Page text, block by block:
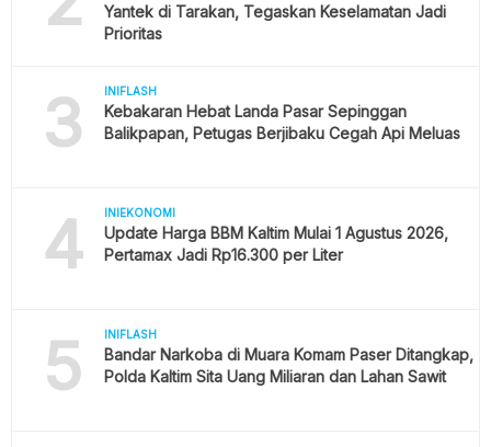
Yantek di Tarakan, Tegaskan Keselamatan Jadi
Prioritas
3 INIFLASH
Kebakaran Hebat Landa Pasar Sepinggan
Balikpapan, Petugas Berjibaku Cegah Api Meluas
4 INIEKONOMI
Update Harga BBM Kaltim Mulai 1 Agustus 2026,
Pertamax Jadi Rp16.300 per Liter
5 INIFLASH
Bandar Narkoba di Muara Komam Paser Ditangkap,
Polda Kaltim Sita Uang Miliaran dan Lahan Sawit